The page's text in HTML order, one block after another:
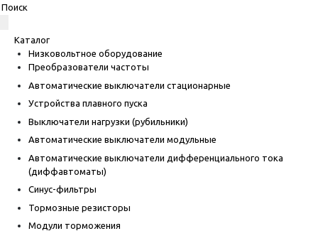
Каталог
Низковольтное оборудование
Преобразователи частоты
Автоматические выключатели стационарные
Устройства плавного пуска
Выключатели нагрузки (рубильники)
Автоматические выключатели модульные
Автоматические выключатели дифференциального тока
(диффавтоматы)
Синус-фильтры
Тормозные резисторы
Модули торможения